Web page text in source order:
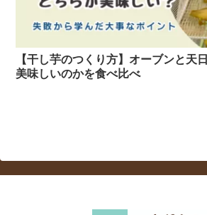
【干し芋のつくり方】オーブンと天
美味しいのかを食べ比べ